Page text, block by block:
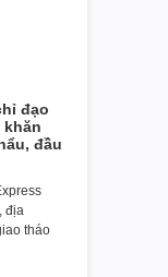
đạo
đầu
địa
tháo